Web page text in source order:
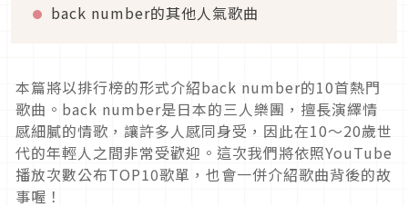
back number的其他人氣歌曲
本篇將以排行榜的形式介紹back number的10首熱門
歌曲。back number是日本的三人樂團，擅長演繹情
感細膩的情歌，讓許多人感同身受，因此在10～20歲世
代的年輕人之間非常受歡迎。這次我們將依照YouTube
播放次數公布TOP10歌單，也會一併介紹歌曲背後的故
事喔！